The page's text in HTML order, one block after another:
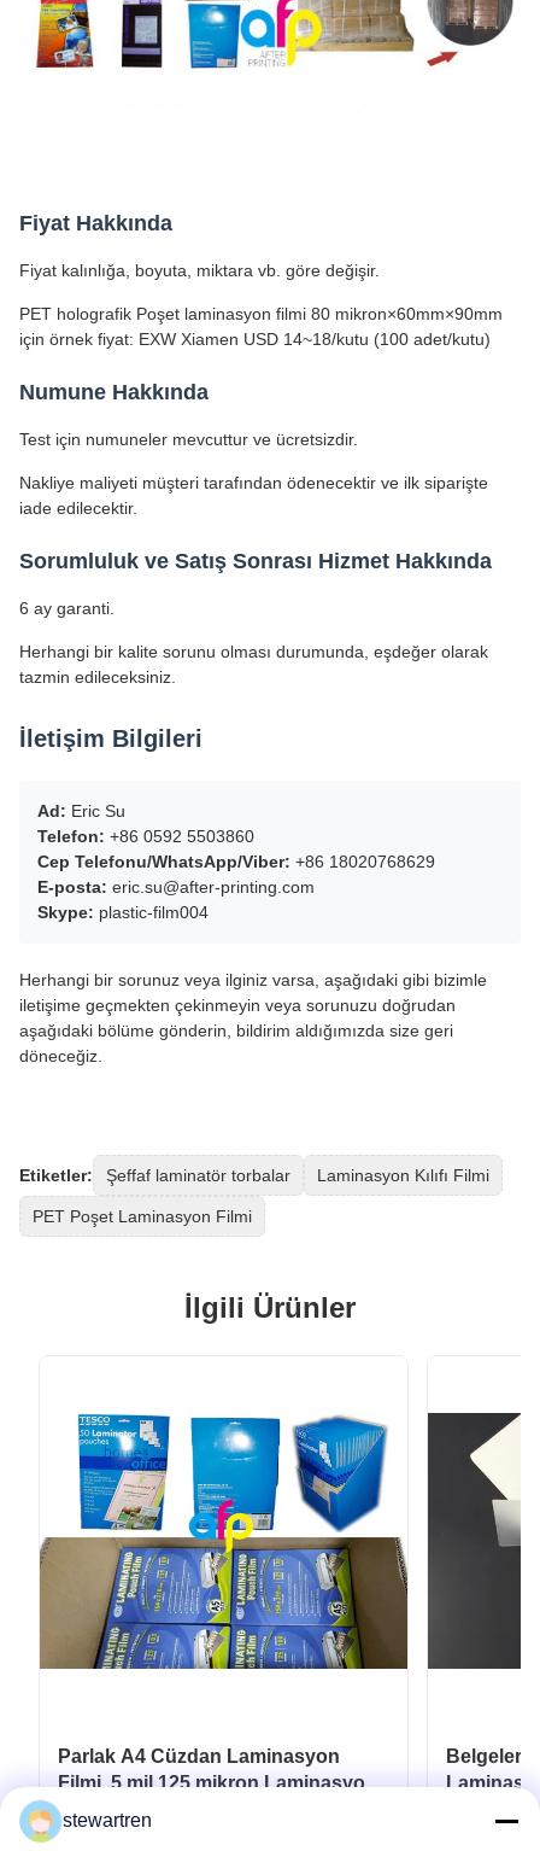
Fiyat Hakkında
Fiyat kalınlığa, boyuta, miktara vb. göre değişir.
PET holografik Poşet laminasyon filmi 80 mikron×60mm×90mm
için örnek fiyat: EXW Xiamen USD 14~18/kutu (100 adet/kutu)
Numune Hakkında
Test için numuneler mevcuttur ve ücretsizdir.
Nakliye maliyeti müşteri tarafından ödenecektir ve ilk siparişte
iade edilecektir.
Sorumluluk ve Satış Sonrası Hizmet Hakkında
6 ay garanti.
Herhangi bir kalite sorunu olması durumunda, eşdeğer olarak
tazmin edileceksiniz.
İletişim Bilgileri
Ad: Eric Su
Telefon: +86 0592 5503860
Cep Telefonu/WhatsApp/Viber: +86 18020768629
E-posta: eric.su@after-printing.com
Skype: plastic-film004
Herhangi bir sorunuz veya ilginiz varsa, aşağıdaki gibi bizimle
iletişime geçmekten çekinmeyin veya sorunuzu doğrudan
aşağıdaki bölüme gönderin, bildirim aldığımızda size geri
döneceğiz.
Etiketler: Şeffaf laminatör torbalar Laminasyon Kılıfı Filmi
PET Poşet Laminasyon Filmi
İlgili Ürünler
Parlak A4 Cüzdan Laminasyon
Filmi, 5 mil 125 mikron Laminasyon
Filmi
Belgeler
stewartren